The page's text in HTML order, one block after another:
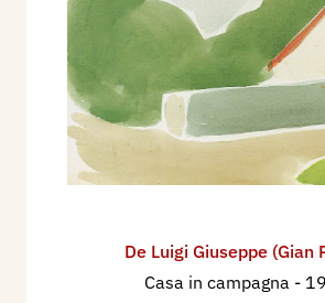
De Luigi Giuseppe (Gian
Casa in campagna -